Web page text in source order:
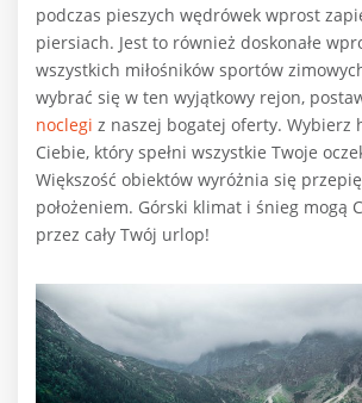
podczas pieszych wędrówek wprost
piersiach. Jest to również doskonałe
wszystkich miłośników sportów
wybrać się w ten wyjątkowy rejon,
noclegi z naszej bogatej oferty. Wybierz
Ciebie, który spełni wszystkie Twoje
Większość obiektów wyróżnia się
położeniem. Górski klimat i śnieg mogą
przez cały Twój urlop!